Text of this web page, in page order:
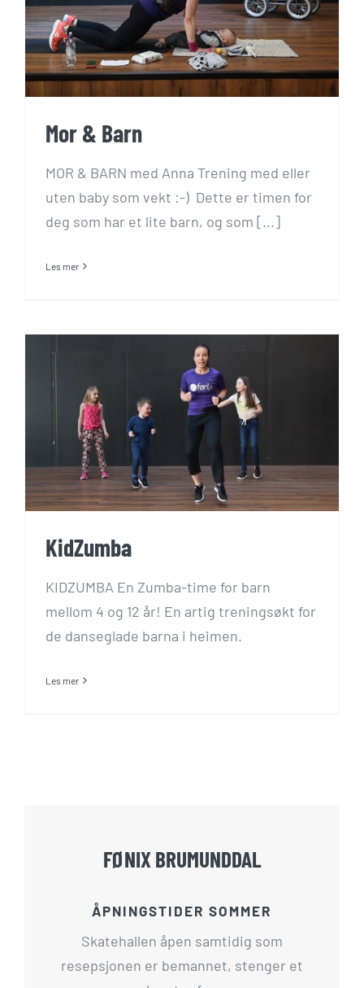
Mor & Barn
MOR & BARN med Anna Trening med eller
uten baby som vekt :-) Dette er timen for
deg som har et lite barn, og som [...]
Les mer
KidZumba
KIDZUMBA En Zumba-time for barn
mellom 4 og 12 år! En artig treningsøkt for
de danseglade barna i heimen.
Les mer
FØNIX BRUMUNDDAL
ÅPNINGSTIDER SOMMER
Skatehallen åpen samtidig som
resepsjonen er bemannet, stenger et